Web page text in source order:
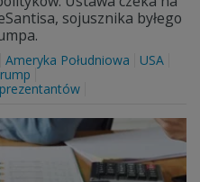
sojusznika byłego
Ameryka Południowa
USA